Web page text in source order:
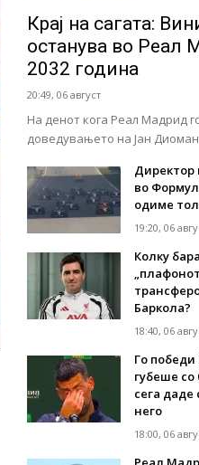
Крај на сагата:
останува во Реал
2032 година
20:49, 06 август
На денот кога Реал Мадрид
доведувањето на Јан
Директор
во
одиме
19:20, 06
Колку
Баркола?
18:40, 06
Го победи
губеше со
сега даде
него
18:00, 06